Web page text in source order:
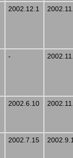
2002.12.1
-
2002.6.10
2002.7.15